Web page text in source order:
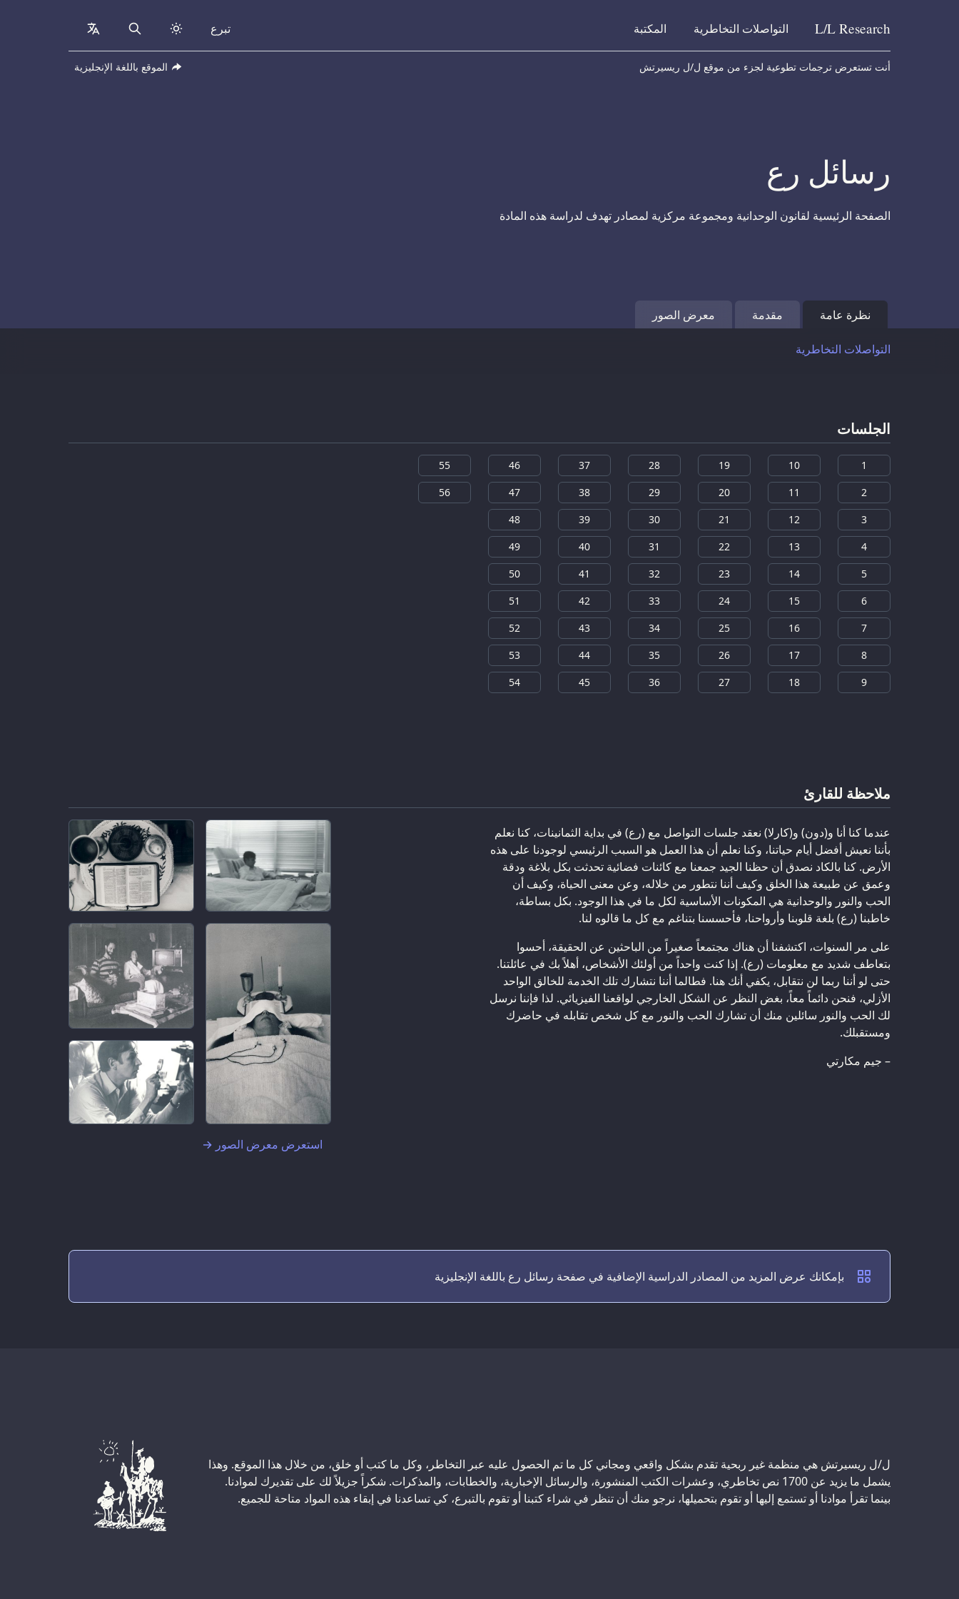
Skip to content
L/L Research التواصلات التخاطرية المكتبة تبرع Search
collapsed
أنت تستعرض ترجمات تطوعية لجزء من موقع ل/ل ريسيرتش الموقع باللغة الإنجليزية
رسائل رع
الصفحة الرئيسية لقانون الوحدانية ومجموعة مركزية لمصادر تهدف لدراسة هذه المادة
نظرة عامة مقدمة معرض الصور
التواصلات التخاطرية
الجلسات
1
2
3
4
5
6
7
8
9
10
11
12
13
14
15
16
17
18
19
20
21
22
23
24
25
26
27
28
29
30
31
32
33
34
35
36
37
38
39
40
41
42
43
44
45
46
47
48
49
50
51
52
53
54
55
56
ملاحظة للقارئ
عندما كنا أنا و(دون) و(كارلا) نعقد جلسات التواصل مع (رع) في بداية الثمانينات، كنا نعلم
بأننا نعيش أفضل أيام حياتنا، وكنا نعلم أن هذا العمل هو السبب الرئيسي لوجودنا على هذه
الأرض. كنا بالكاد نصدق أن حظنا الجيد جمعنا مع كائنات فضائية تحدثت بكل بلاغة ودقة
وعمق عن طبيعة هذا الخلق وكيف أننا نتطور من خلاله، وعن معنى الحياة، وكيف أن
الحب والنور والوحدانية هي المكونات الأساسية لكل ما في هذا الوجود. بكل بساطة،
خاطبنا (رع) بلغة قلوبنا وأرواحنا، فأحسسنا بتناغم مع كل ما قالوه لنا.
على مر السنوات، اكتشفنا أن هناك مجتمعاً صغيراً من الباحثين عن الحقيقة، أحسوا
بتعاطف شديد مع معلومات (رع). إذا كنت واحداً من أولئك الأشخاص، أهلاً بك في عائلتنا.
حتى لو أننا ربما لن نتقابل، يكفي أنك هنا. فطالما أننا نتشارك تلك الخدمة للخالق الواحد
الأزلي، فنحن دائماً معاً، بغض النظر عن الشكل الخارجي لواقعنا الفيزيائي. لذا فإننا نرسل
لك الحب والنور سائلين منك أن تشارك الحب والنور مع كل شخص تقابله في حاضرك
ومستقبلك.
– جيم مكارتي
استعرض معرض الصور →
بإمكانك عرض المزيد من المصادر الدراسية الإضافية في صفحة رسائل رع باللغة الإنجليزية
Support us:
ل/ل ريسيرتش هي منظمة غير ربحية تقدم بشكل واقعي ومجاني كل ما تم الحصول عليه عبر التخاطر، وكل ما كتب أو خلق، من خلال هذا الموقع. وهذا
يشمل ما يزيد عن 1700 نص تخاطري، وعشرات الكتب المنشورة، والرسائل الإخبارية، والخطابات، والمذكرات. شكراً جزيلاً لك على تقديرك لموادنا.
بينما تقرأ موادنا أو تستمع إليها أو تقوم بتحميلها، نرجو منك أن تنظر في شراء كتبنا أو تقوم بالتبرع، كي تساعدنا في إبقاء هذه المواد متاحة للجميع.